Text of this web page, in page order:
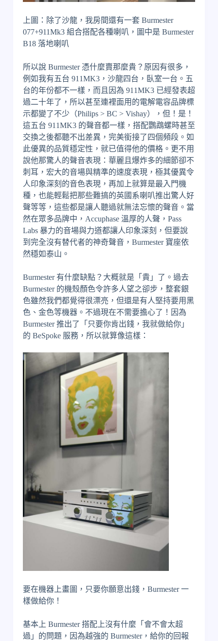
上圖：除了沙龍，我房間還有一套 Burmester
077+911Mk3 組合搭配各種喇叭，圖中是 Burmester
B18 落地喇叭
所以說 Burmester 憑什麼賣那麼貴？原因有很多，
例如我有五台 911MK3，沙龍四台，臥室一台。五
台的年份都不一樣，而且因為 911MK3 已經發表超
過二十年了，所以甚至連裡面用的電解電容品牌標
示都變了不少（Philips > BC > Vishay），但！是！
這五台 911MK3 的聲音都一樣，搭配鸚鵡螺時甚至
交換之後都聽不出差異，完美銜接了四個頻段。如
此優異的品質穩定性，就已值得他的價格。更不用
說他那驚人的聲音表現：華麗且爆炸多的細節卻不
刺耳，宏大的音場與精準的速度表現，極其優異令
人印象深刻的音色表現，再加上就算是最入門機
種，也能輕鬆把那些難搞的英國系喇叭推出驚人好
聲等等，這些都是讓人聽過就無法忘懷的聲音。當
然在眾多品牌中，Accuphase 溫厚的人聲，Pass
Labs 暴力的音場與力道都讓人印象深刻，但要說
到完全沒有替代者的神奇聲音，Burmester 寶座依
然穩如泰山。
Burmester 有什麼缺點？大概就是「貴」了。過去
Burmester 的機殼顏色令許多人望之卻步，整套銀
色雖然我們都覺得很漂亮，但還是有人堅持要用黑
色、金色等機器。不過現在不需要擔心了！因為
Burmester 推出了「只要你肯出錢，我就做給你」
的 BeSpoke 服務，所以就算像這樣：
要在機器上畫圖，只要你願意出錢，Burmester 一
樣做給你！
基本上 Burmester 搭配上沒有什麼「會不會太超
過」的問題，因為越強的 Burmester，給你的回報